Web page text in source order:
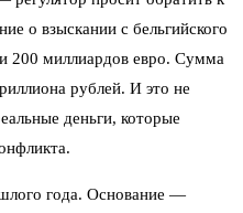
о взыскании с бельгийского
200 миллиардов евро. Сумма
рублей. И это не
деньги, которые
года. Основание —